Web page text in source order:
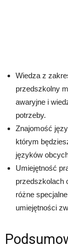
Wiedza z
przedszkolny
awaryjne i
potrzeby.
Znajomość
którym
języków
Umiejętność
przedszkolach
różne
umiejętności